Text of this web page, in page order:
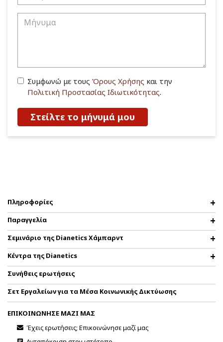
Συμφωνώ με τους Όρους Χρήσης και την
Πολιτική Προστασίας Ιδιωτικότητας.
Στείλτε το μήνυμά μου
Πληροφορίες
Παραγγελία
Σεμινάριο της Dianetics Χάμπαρντ
Κέντρα της Dianetics
Συνήθεις ερωτήσεις
Σετ Εργαλείων για τα Μέσα Κοινωνικής Δικτύωσης
ΕΠΙΚΟΙΝΩΝΗΣΕ ΜΑΖΙ ΜΑΣ
Έχεις ερωτήσεις; Επικοινώνησε μαζί μας